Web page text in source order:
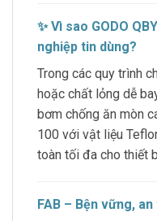
✨ Vì sao GODO
nghiệp tin dùng?
Trong các quy trình
hoặc chất lỏng dễ
bơm chống ăn mòn
100 với vật liệu
toàn tối đa cho thiết
FAB – Bện vững,